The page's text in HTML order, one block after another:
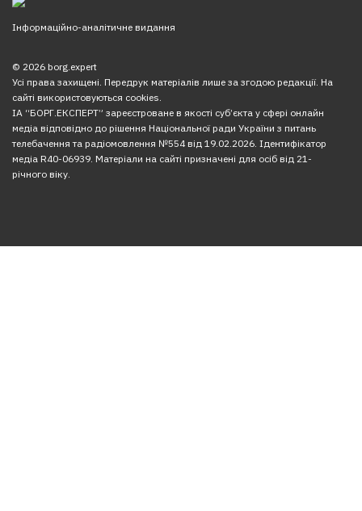
Інформаційно-аналітичне видання
© 2026 borg.expert
Усі права захищені. Передрук матеріалів лише за згодою редакції. На
сайті використовуються cookies.
ІА “БОРГ.ЕКСПЕРТ” зареєстроване в якості суб’єкта у сфері онлайн
медіа відповідно до рішення Національної ради України з питань
телебачення та радіомовлення №554 від 19.02.2026. Ідентифікатор
медіа R40-06939. Матеріали на сайті призначені для осіб від 21-
річного віку.